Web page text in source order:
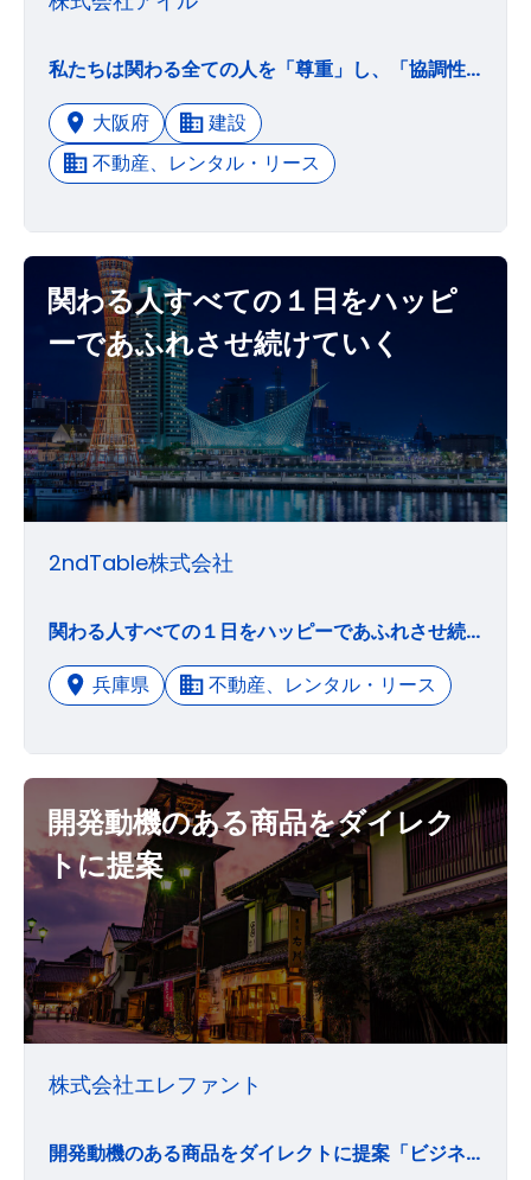
私たちは関わる全ての人を「尊重」し、「協調性」を持って仕事に取り組みます。 孔子は私たちに「君子和而不同、小人同而不和（君子和して同さず 小人は同して和さず）」という言葉を残しました。 立場や価値観の違いを尊重した上で、共通の目標のために力を出し合う。 まさしく私たち仕事に取り組む姿勢を表しています。 特に私たちのような建築業はひとりでは何もできません。 クライアント、メーカー、業者の方々、もちろん、当社スタッフを含めたチームプレーで仕事をしています。 円滑に仕事を進めるために関わる全ての人を「尊重」し「協調性」を持って仕事に取り組みます。
大阪府
建設
不動産、レンタル・リース
関わる人すべての１日をハッピ
ーであふれさせ続けていく
2ndTable株式会社
関わる人すべての１日をハッピーであふれさせ続けていく2ndTableは関わるすべての人のストーリーを大事にしています。 生まれた土地や培ってきた文化、これまでの経験や知識は様々です。 幸せのかたち、描く未来、仕事の捉え方もまた様々です。 我々は創業時からこれら一つ一つを大事にし、描く未来に向け歩んできました。 なぜなら描く未来を実現するために一番大切なのは「人」だからです。 その「人」が幸せだと感じられる会社でありたいとおもっているからです。 「人」を大事にし、強く優しく素直な心をもった仲間を募っています。 未来への圧倒的な期待感をもってハッピーなビジネス ~上記情報はWantedlyより抜粋しています~
兵庫県
不動産、レンタル・リース
開発動機のある商品をダイレク
トに提案
株式会社エレファント
開発動機のある商品をダイレクトに提案「ビジネス優先」よりも「僕らに動機のある商品」を企画し、 ダイレクトに提案していく。 たとえば、 こどもスキンケアブランド「nico」は、 代表自身のこどもが 皮膚科で「アトピー」と言われたことが 企画のきっかけでした。 そうやって生まれた商品で、 顧客の人生がよりよく変わったら、本当に嬉しい。 「売上」や「利益」は目的ではなく、 そういう活動のあくまで結果にすぎない。 僕らはそういう仕事の輪、 商品企画の輪を1人ずつ広げていきたいと思っています。 ~上記情報はWantedlyより抜粋しています~